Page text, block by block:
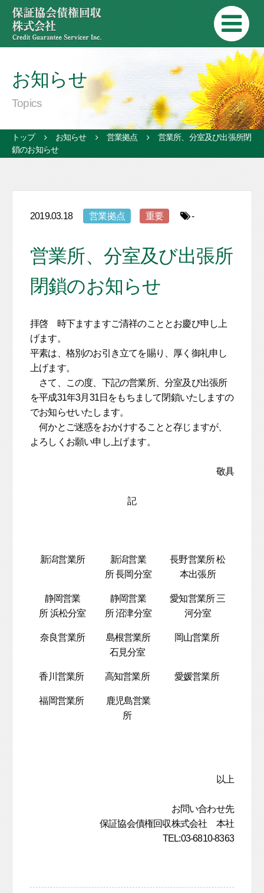
お知らせ
Topics
トップ お知らせ 営業拠点
営業所、分室及び出張所閉
鎖のお知らせ
2019.03.18 営業拠点 重要 -
営業所、分室及び出張所
閉鎖のお知らせ
拝啓 時下ますますご清祥のこととお慶び申し上
げます。
平素は、格別のお引き立てを賜り、厚く御礼申し
上げます。
さて、この度、下記の営業所、分室及び出張所
を平成31年3月31日をもちまして閉鎖いたしますの
でお知らせいたします。
何かとご迷惑をおかけすることと存じますが、
よろしくお願い申し上げます。
敬具
記
新潟営業所
新潟営業
所 長岡分室
長野営業所 松
本出張所
静岡営業
所 浜松分室
静岡営業
所 沼津分室
愛知営業所 三
河分室
奈良営業所
島根営業所
石見分室
岡山営業所
香川営業所 高知営業所 愛媛営業所
福岡営業所
鹿児島営業
所
以上
お問い合わせ先
保証協会債権回収株式会社 本社
TEL:03-6810-8363